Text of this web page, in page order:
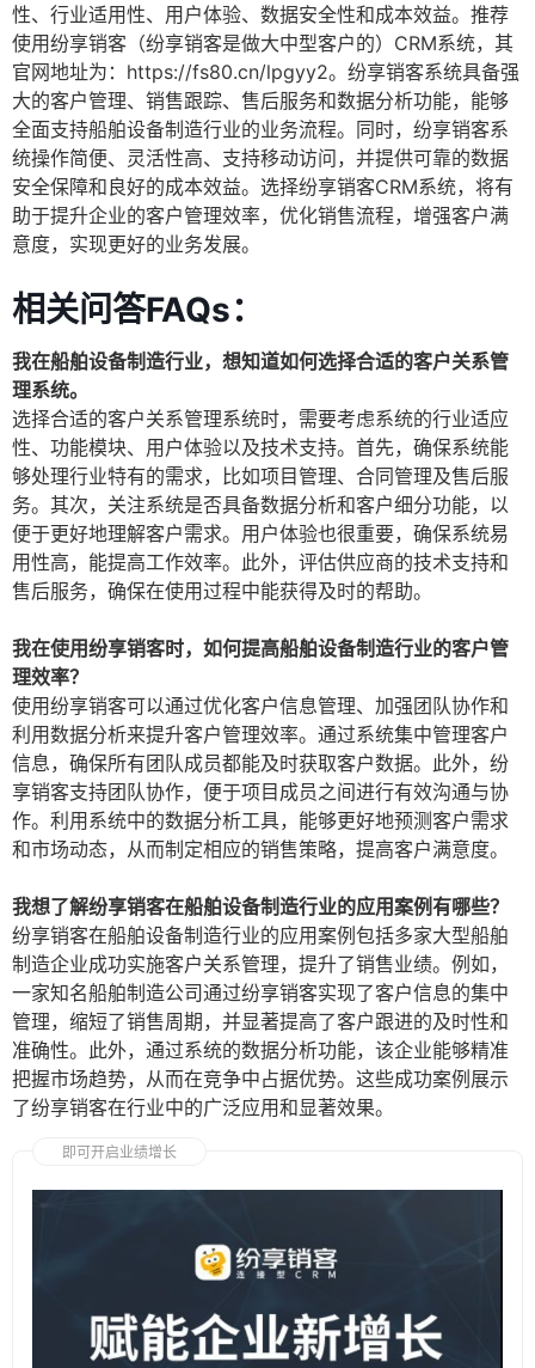
性、行业适用性、用户体验、数据安全性和成本效益。推荐
使用纷享销客（纷享销客是做大中型客户的）CRM系统，其
官网地址为：https://fs80.cn/lpgyy2。纷享销客系统具备强
大的客户管理、销售跟踪、售后服务和数据分析功能，能够
全面支持船舶设备制造行业的业务流程。同时，纷享销客系
统操作简便、灵活性高、支持移动访问，并提供可靠的数据
安全保障和良好的成本效益。选择纷享销客CRM系统，将有
助于提升企业的客户管理效率，优化销售流程，增强客户满
意度，实现更好的业务发展。
相关问答FAQs：
我在船舶设备制造行业，想知道如何选择合适的客户关系管
理系统。
选择合适的客户关系管理系统时，需要考虑系统的行业适应
性、功能模块、用户体验以及技术支持。首先，确保系统能
够处理行业特有的需求，比如项目管理、合同管理及售后服
务。其次，关注系统是否具备数据分析和客户细分功能，以
便于更好地理解客户需求。用户体验也很重要，确保系统易
用性高，能提高工作效率。此外，评估供应商的技术支持和
售后服务，确保在使用过程中能获得及时的帮助。
我在使用纷享销客时，如何提高船舶设备制造行业的客户管
理效率？
使用纷享销客可以通过优化客户信息管理、加强团队协作和
利用数据分析来提升客户管理效率。通过系统集中管理客户
信息，确保所有团队成员都能及时获取客户数据。此外，纷
享销客支持团队协作，便于项目成员之间进行有效沟通与协
作。利用系统中的数据分析工具，能够更好地预测客户需求
和市场动态，从而制定相应的销售策略，提高客户满意度。
我想了解纷享销客在船舶设备制造行业的应用案例有哪些？
纷享销客在船舶设备制造行业的应用案例包括多家大型船舶
制造企业成功实施客户关系管理，提升了销售业绩。例如，
一家知名船舶制造公司通过纷享销客实现了客户信息的集中
管理，缩短了销售周期，并显著提高了客户跟进的及时性和
准确性。此外，通过系统的数据分析功能，该企业能够精准
把握市场趋势，从而在竞争中占据优势。这些成功案例展示
了纷享销客在行业中的广泛应用和显著效果。
即可开启业绩增长